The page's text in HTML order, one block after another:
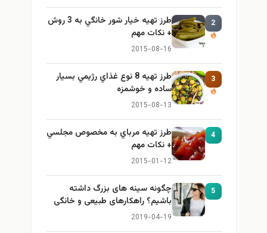
2
طرز تهيه خیار شور خانگي به 3 روش
+ نكات مهم
2015-08-16
3
طرز تهيه 8 نوع غذاي رژيمي بسيار
ساده و خوشمزه
2015-08-13
4
طرز تهيه مرباي به مخصوص مجلسي
+ نكات مهم
2015-01-12
5
چگونه سینه های بزرگ داشته
باشیم؟ راهکارهای طبیعی و خانگی
برای بزرگ کردن سینه
2019-04-19